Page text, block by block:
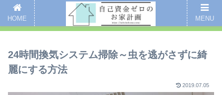
新着記事 愛用品まとめインスタグラム 掃除 全記事一覧
ここをクリックするとブログのご案内ページにいくよ
24時間換気システム掃除～虫を逃がさずに綺
麗にする方法
2019.07.05
HOME MENU